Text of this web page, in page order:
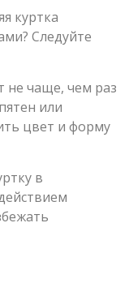
куртка
Следуйте
не чаще, чем раз
или
цвет и форму
в